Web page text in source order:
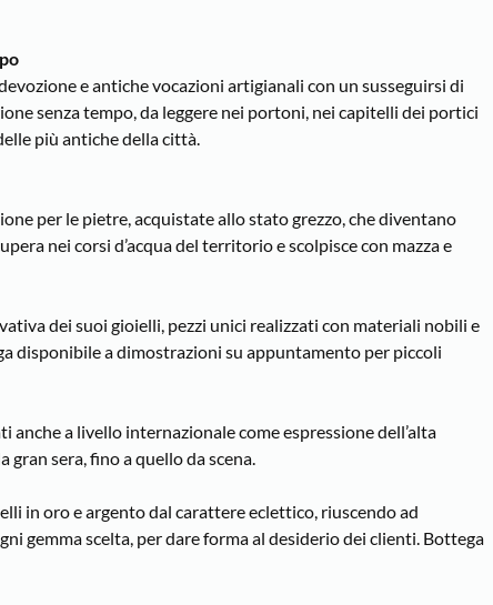
e antiche vocazioni artigianali con un susseguirsi di
senza tempo, da leggere nei portoni, nei capitelli dei portici
più antiche della città.
per le pietre, acquistate allo stato grezzo, che diventano
nei corsi d’acqua del territorio e scolpisce con mazza e
dei suoi gioielli, pezzi unici realizzati con materiali nobili e
disponibile a dimostrazioni su appuntamento per piccoli
a livello internazionale come espressione dell’alta
gran sera, fino a quello da scena.
in oro e argento dal carattere eclettico, riuscendo ad
gemma scelta, per dare forma al desiderio dei clienti. Bottega